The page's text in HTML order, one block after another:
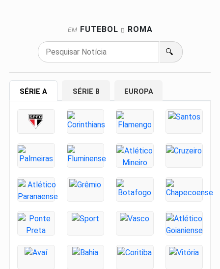
EM FUTEBOL ROMA
🔍
SÉRIE A SÉRIE B EUROPA